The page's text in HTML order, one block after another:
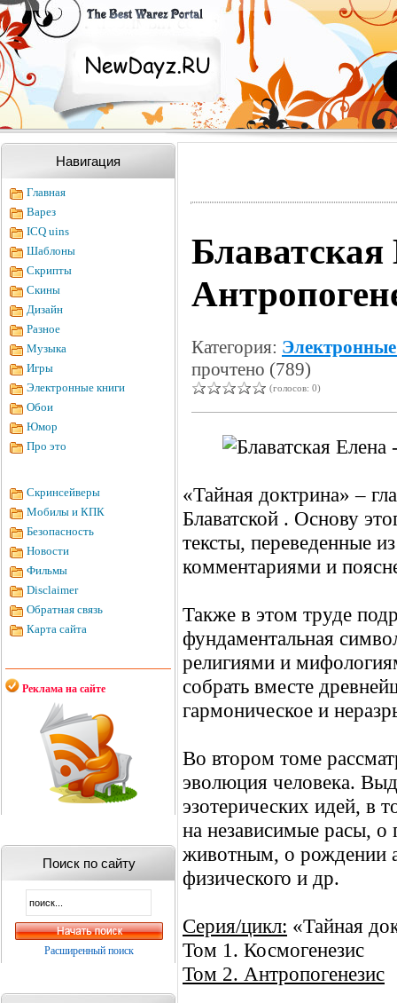
Навигация
Главная
Варез
ICQ uins
Шаблоны
Скрипты
Скины
Дизайн
Разное
Музыка
Игры
Электронные книги
Обои
Юмор
Про это
Скринсейверы
Мобилы и КПК
Безопасность
Новости
Фильмы
Disclaimer
Обратная связь
Карта сайта
Реклама на сайте
Поиск по сайту
Расширенный поиск
Блаватская
Категория:
прочтено (789)
(голосов: 0)
«Тайная доктрина» –
Блаватской . Основу
тексты, переведенные
комментариями и
Также в этом труде
фундаментальная
религиями и
собрать вместе
гармоническое и
Во втором томе
эволюция человека.
эзотерических идей, в
на независимые расы, о
животным, о рождении
физического и др.
Серия/цикл: «Тайная
Том 1. Космогенезис
Том 2. Антропогенезис